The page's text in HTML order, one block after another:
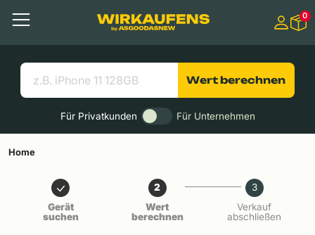
Menü
Suchen
Nützliche Links
0
Wert berechnen
Für Privatkunden Für Unternehmen
Home
Gerät
suchen
2
Wert
berechnen
3
Verkauf
abschließen